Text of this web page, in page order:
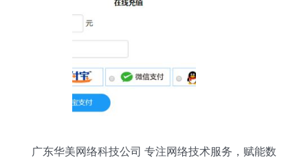
广东华美网络科技公司 专注网络技术服务，赋能数